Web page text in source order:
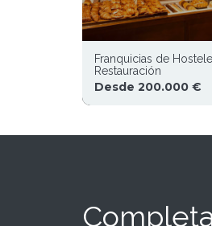
Franquicias de
Restauración
Desde 200.000 €